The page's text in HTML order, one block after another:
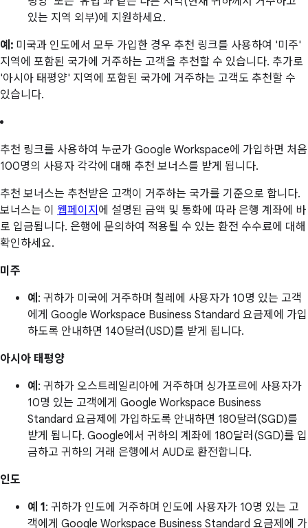
있는 지역 외부)에 지원하세요.
예: 미국과 인도에서 모두 가입한 경우 추천 링크를 사용하여 '미주'
지역에 포함된 국가에 거주하는 고객을 추천할 수 있습니다. 추가로
'아시아 태평양' 지역에 포함된 국가에 거주하는 고객도 추천할 수
있습니다.
추천 링크를 사용하여 누군가 Google Workspace에 가입하면 처음
100명의 사용자 각각에 대해 추천 보너스를 받게 됩니다.
추천 보너스는 추천받은 고객이 거주하는 국가를 기준으로 합니다.
보너스는 이 웹페이지 에 설명된 금액 및 통화에 따라 은행 계좌에 바
로 입금됩니다. 은행에 문의하여 적용될 수 있는 환전 수수료에 대해
확인하세요.
미주
예 : 귀하가 미국에 거주하며 칠레에 사용자가 10명 있는 고객
에게 Google Workspace Business Standard 요금제에 가입
하도록 안내하면 140달러(USD)를 받게 됩니다.
아시아 태평양
예 : 귀하가 오스트레일리아에 거주하며 싱가포르에 사용자가
10명 있는 고객에게 Google Workspace Business
Standard 요금제에 가입하도록 안내하면 180달러(SGD)를
받게 됩니다. Google에서 귀하의 계좌에 180달러(SGD)를 입
금하고 귀하의 거래 은행에서 AUD로 환전합니다.
인도
예 1: 귀하가 인도에 거주하며 인도에 사용자가 10명 있는 고
객에게 Google Workspace Business Standard 요금제에 가